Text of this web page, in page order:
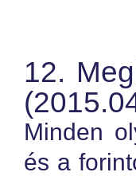
12.
Minden
és a